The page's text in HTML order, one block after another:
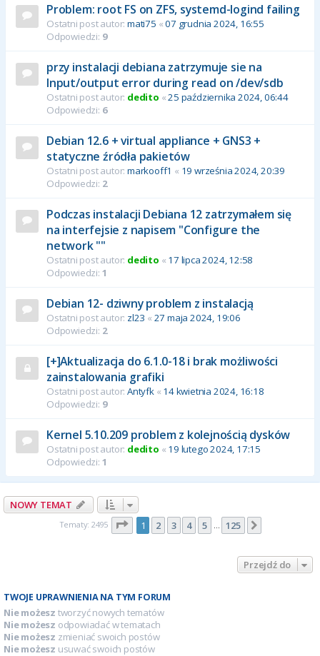
Problem: root FS on ZFS, systemd-logind failing
Ostatni post autor: mati75 «07 grudnia 2024, 16:55
Odpowiedzi: 9
przy instalacji debiana zatrzymuje sie na
Input/output error during read on /dev/sdb
Ostatni post autor: dedito «25 października 2024, 06:44
Odpowiedzi: 6
Debian 12.6 + virtual appliance + GNS3 +
statyczne źródła pakietów
Ostatni post autor: markooff1 « 19 września 2024, 20:39
Odpowiedzi: 2
Podczas instalacji Debiana 12 zatrzymałem się
na interfejsie z napisem "Configure the
network ""
Ostatni post autor: dedito « 17 lipca 2024, 12:58
Odpowiedzi: 1
Debian 12- dziwny problem z instalacją
Ostatni post autor: zl23 « 27 maja 2024, 19:06
Odpowiedzi: 2
[+]Aktualizacja do 6.1.0-18 i brak możliwości
zainstalowania grafiki
Ostatni post autor: Antyfk« 14 kwietnia 2024, 16:18
Odpowiedzi: 9
Kernel 5.10.209 problem z kolejnością dysków
Ostatni post autor: dedito « 19 lutego 2024, 17:15
Odpowiedzi: 1
NOWY TEMAT
Tematy: 2495 Strona z125
1 2 3 4 5 … 125
Przejdź do
TWOJE UPRAWNIENIA NA TYM FORUM
Nie możesz tworzyć nowych tematów
Nie możesz odpowiadać w tematach
Nie możesz zmieniać swoich postów
Nie możesz usuwać swoich postów